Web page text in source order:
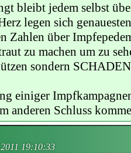
bleibt jedem selbst
legen sich
Zahlen über
zu machen um zu
sondern
einiger
anderen Schluss
19:10:33